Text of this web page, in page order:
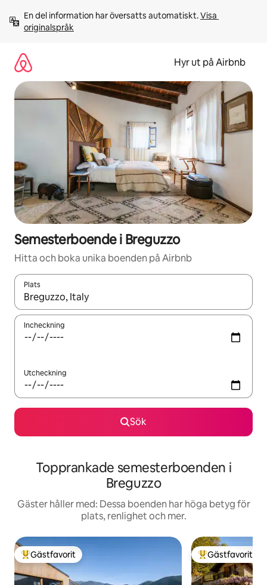
innehåll
En del information har översatts automatiskt. Visa
originalspråk
Hyr ut på Airbnb
Semesterboende i Breguzzo
Hitta och boka unika boenden på Airbnb
Plats
När resultaten är tillgängliga kan du navigera med upp- och
Incheckning
Utcheckning
Sök
Topprankade semesterboenden i
Breguzzo
Gäster håller med: Dessa boenden har höga betyg för
plats, renlighet och mer.
Populär gästfavorit
Gästfavorit Populär
Gästfavorit